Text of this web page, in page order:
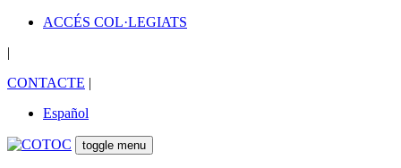
ACCÉS COL·LEGIATS
|
CONTACTE |
Español
toggle menu